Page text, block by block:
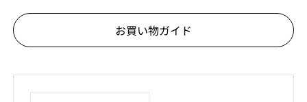
お買い物ガイド